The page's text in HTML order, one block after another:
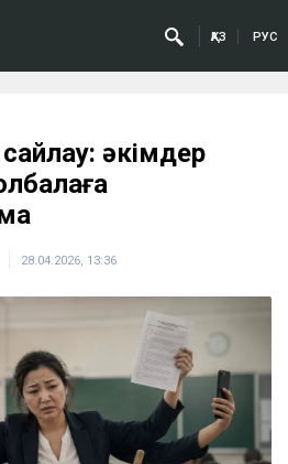
ҚАЗ РУС
сайлау: әкімдер
28.04.2026, 13:36